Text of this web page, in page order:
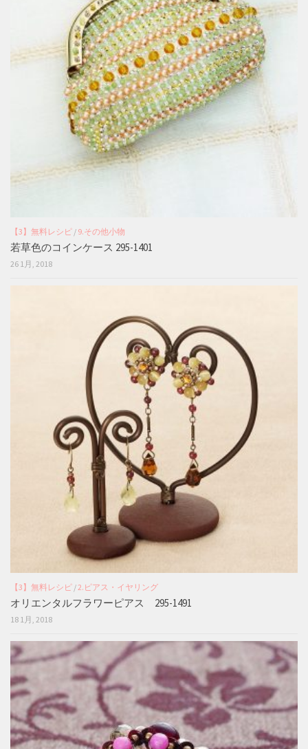
【3】無料レシピ / 9.その他小物
若草色のコインケース 295-1401
26 1月, 2018
【3】無料レシピ /2.ピアス・イヤリング
オリエンタルフラワーピアス 295-1491
18 1月, 2018